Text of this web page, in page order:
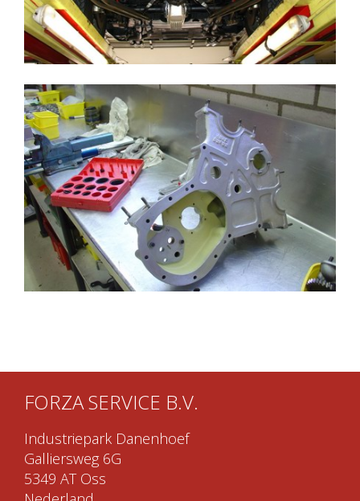
FORZA SERVICE B.V.
Industriepark Danenhoef
Galliersweg 6G
5349 AT Oss